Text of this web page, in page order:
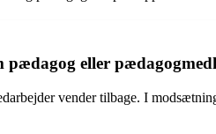
pædagog eller
vender tilbage. I